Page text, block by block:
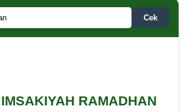
Cek
RAMADHAN